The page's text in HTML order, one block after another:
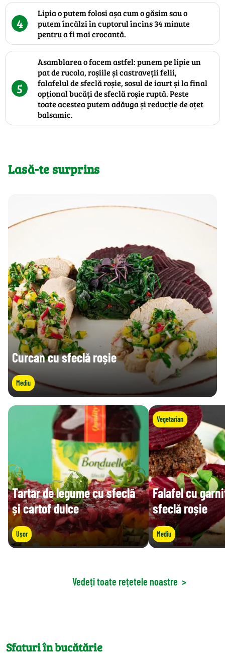
4
Lipia o putem folosi așa cum o găsim sau o
putem încălzi în cuptorul încins 34 minute
pentru a fi mai crocantă.
5
Asamblarea o facem astfel: punem pe lipie un
pat de rucola, roșiile și castraveții felii,
falafelul de sfeclă roșie, sosul de iaurt și la final
opțional bucăți de sfeclă roșie ruptă. Peste
toate acestea putem adăuga și reducție de oțet
balsamic.
Lasă-te surprins
Curcan cu sfeclă roșie
Mediu
Tartar de legume cu sfeclă
și cartof dulce
Ușor
Vegetarian
Falafel cu
sfeclă roșie
Mediu
Vedeți toate rețetele noastre >
Sfaturi în bucătărie